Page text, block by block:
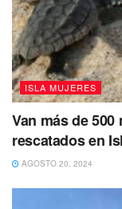
ISLA MUJERES
Van más de
rescatados en
AGOSTO 20, 2024